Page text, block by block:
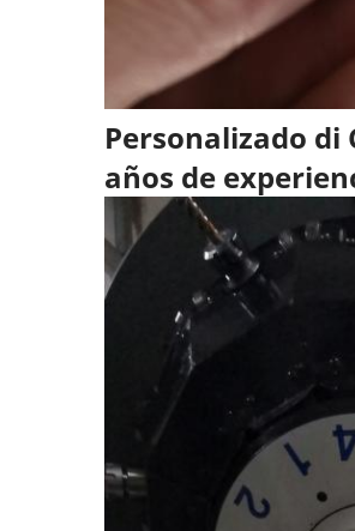
Personalizado di
años de